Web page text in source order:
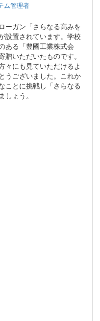
ム管理者
ーガン「さらなる高みを
設置されています。学校
ある「豊國工業株式会
いただいたものです。
々にも見ていただけるよ
うございました。これか
ことに挑戦し「さらなる
ょう。